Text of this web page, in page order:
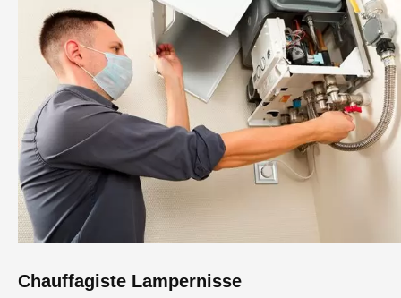
Chauffagiste Lampernisse